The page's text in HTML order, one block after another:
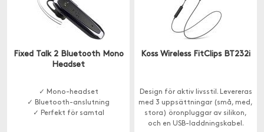
Fixed Talk 2 Bluetooth Mono
Headset
✓ Mono-headset
✓ Bluetooth-anslutning
✓ Perfekt för samtal
Koss Wireless FitClips BT232i
Design för aktiv livsstil. Levereras
med 3 uppsättningar (små, med,
stora) öronpluggar av silikon,
och en USB-laddningskabel.